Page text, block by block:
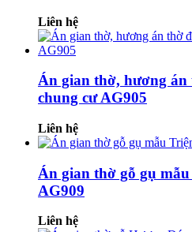
Liên hệ
Án gian thờ, hương án
chung cư AG905
Liên hệ
Án gian thờ gỗ gụ
AG909
Liên hệ